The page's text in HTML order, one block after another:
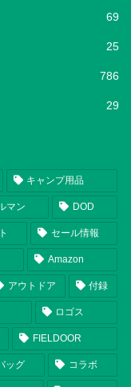
69
25
786
29
キャンプ用品
マン DOD
セール情報
Amazon
アウトドア 付録
ロゴス
FIELDOOR
ッグ コラボ